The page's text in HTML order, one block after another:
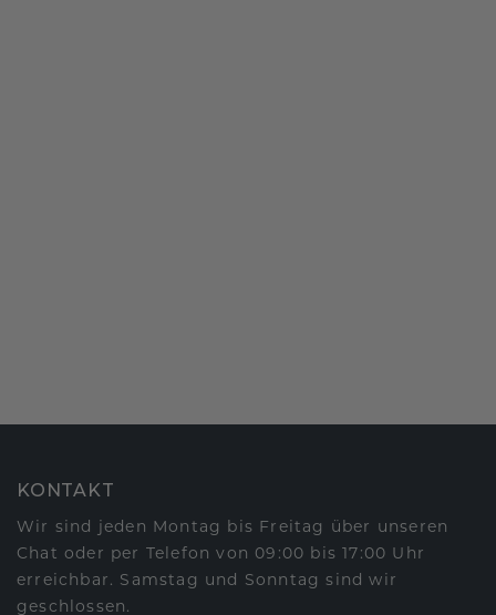
KONTAKT
Wir sind jeden Montag bis Freitag über unseren
Chat oder per Telefon von 09:00 bis 17:00 Uhr
erreichbar. Samstag und Sonntag sind wir
geschlossen.